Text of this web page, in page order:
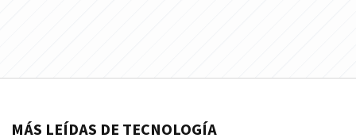
MÁS LEÍDAS DE TECNOLOGÍA